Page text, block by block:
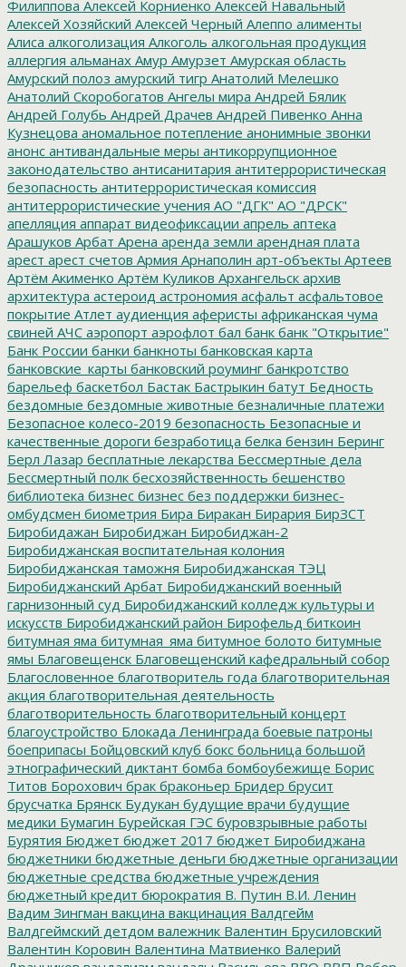
Филиппова Алексей Корниенко Алексей Навальный
Алексей Хозяйский Алексей Черный Алеппо алименты
Алиса алкоголизация Алкоголь алкогольная продукция
аллергия альманах Амур Амурзет Амурская область
Амурский полоз амурский тигр Анатолий Мелешко
Анатолий Скоробогатов Ангелы мира Андрей Бялик
Андрей Голубь Андрей Драчев Андрей Пивенко Анна
Кузнецова аномальное потепление анонимные звонки
анонс антивандальные меры антикоррупционное
законодательство антисанитария антитеррористическая
безопасность антитеррористическая комиссия
антитеррористические учения АО "ДГК" АО "ДРСК"
апелляция аппарат видеофиксации апрель аптека
Арашуков Арбат Арена аренда земли арендная плата
арест арест счетов Армия Арнаполин арт-объекты Артеев
Артём Акименко Артём Куликов Архангельск архив
архитектура астероид астрономия асфальт асфальтовое
покрытие Атлет аудиенция аферисты африканская чума
свиней АЧС аэропорт аэрофлот бал банк банк "Открытие"
Банк России банки банкноты банковская карта
банковские_карты банковский роуминг банкротство
барельеф баскетбол Бастак Бастрыкин батут Бедность
бездомные бездомные животные безналичные платежи
Безопасное колесо-2019 безопасность Безопасные и
качественные дороги безработица белка бензин Беринг
Берл Лазар бесплатные лекарства Бессмертные дела
Бессмертный полк бесхозяйственность бешенство
библиотека бизнес бизнес без поддержки бизнес-
омбудсмен биометрия Бира Биракан Бирария БирЗСТ
Биробидажан Биробиджан Биробиджан-2
Биробиджанская воспитательная колония
Биробиджанская таможня Биробиджанская ТЭЦ
Биробиджанский Арбат Биробиджанский военный
гарнизонный суд Биробиджанский колледж культуры и
искусств Биробиджанский район Бирофельд биткоин
битумная яма битумная_яма битумное болото битумные
ямы Благовещенск Благовещенский кафедральный собор
Благословенное благотворитель года благотворительная
акция благотворительная деятельность
благотворительность благотворительный концерт
благоустройство Блокада Ленинграда боевые патроны
боеприпасы Бойцовский клуб бокс больница большой
этнографический диктант бомба бомбоубежище Борис
Титов Борохович брак браконьер Бридер брусит
брусчатка Брянск Будукан будущие врачи будущие
медики Бумагин Бурейская ГЭС буровзрывные работы
Бурятия Бюджет бюджет 2017 бюджет Биробиджана
бюджетники бюджетные деньги бюджетные организации
бюджетные средства бюджетные учреждения
бюджетный кредит бюрократия В. Путин В.И. Ленин
Вадим Зингман вакцина вакцинация Валдгейм
Валдгеймский детдом валежник Валентин Брусиловский
Валентин Коровин Валентина Матвиенко Валерий